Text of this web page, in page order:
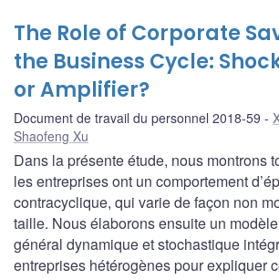
The Role of Corporate
the Business Cycle:
or Amplifier?
Document de travail du personnel 2018-59
Shaofeng Xu
Dans la présente étude, nous montrons
les entreprises ont un comportement
contracyclique, qui varie de façon non
taille. Nous élaborons ensuite un
général dynamique et stochastique
entreprises hétérogènes pour expliquer